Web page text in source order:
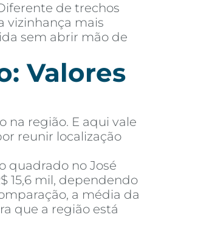
de trechos
vizinhança mais
sem abrir mão de
Valores
na região. E aqui vale
reunir localização
quadrado no José
15,6 mil, dependendo
a média da
que a região está